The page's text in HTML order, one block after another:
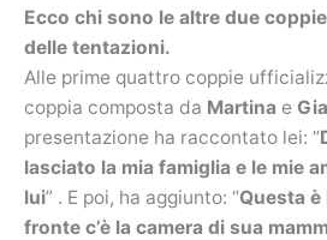
Ecco chi sono le altre due
delle tentazioni.
Alle prime quattro coppie
coppia composta da Martina e
presentazione ha raccontato lei: “
lasciato la mia famiglia e le mie
lui” . E poi, ha aggiunto: “Questa
fronte c’è la camera di sua